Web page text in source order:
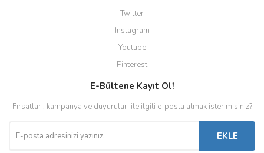
Twitter
Instagram
Youtube
Pinterest
E-Bültene Kayıt Ol!
Fırsatları, kampanya ve duyuruları ile ilgili e-posta almak ister misiniz?
EKLE